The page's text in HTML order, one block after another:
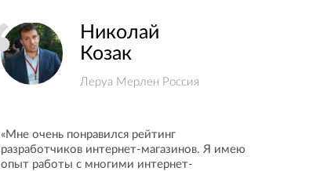
Николай
Козак
Леруа Мерлен Россия
«Мне очень понравился рейтинг
разработчиков интернет-магазинов. Я имею
опыт работы с многими интернет-